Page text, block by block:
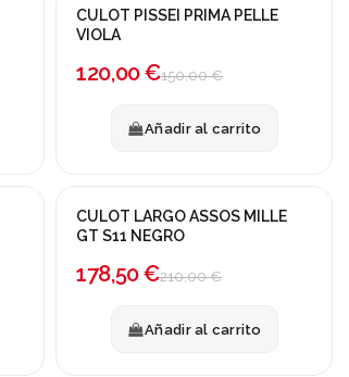
¡En oferta!
CULOT PISSEI PRIMA PELLE
VIOLA
120,00 €150,00 €
Añadir al carrito
¡En oferta!
CULOT LARGO ASSOS MILLE
GT S11 NEGRO
178,50 €210,00 €
Añadir al carrito